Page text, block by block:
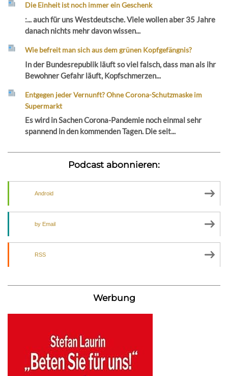
Die Einheit ist noch immer ein Geschenk
:... auch für uns Westdeutsche. Viele wollen aber 35 Jahre
danach nichts mehr davon wissen...
Wie befreit man sich aus dem grünen Kopfgefängnis?
In der Bundesrepublik läuft so viel falsch, dass man als ihr
Bewohner Gefahr läuft, Kopfschmerzen...
Entgegen jeder Vernunft? Ohne Corona-Schutzmaske im
Supermarkt
Es wird in Sachen Corona-Pandemie noch einmal sehr
spannend in den kommenden Tagen. Die seit...
Podcast abonnieren:
Android
by Email
RSS
Werbung